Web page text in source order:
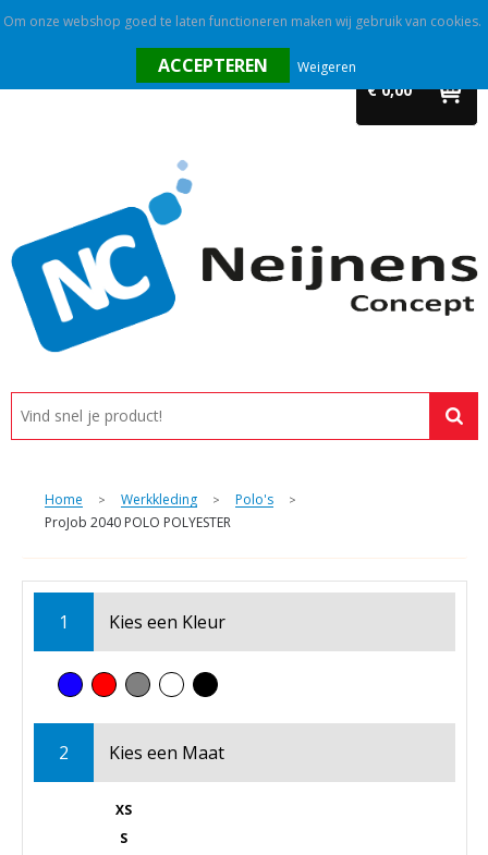
€ 0,00
Promotietextiel
Tassen
Alle categorieën
Custom made
Home > Werkkleding > Polo's >
ProJob 2040 POLO POLYESTER
1 Kies een Kleur
2 Kies een Maat
XS
S
Om onze webshop goed te laten functioneren maken wij gebruik van cookies.
Weigeren